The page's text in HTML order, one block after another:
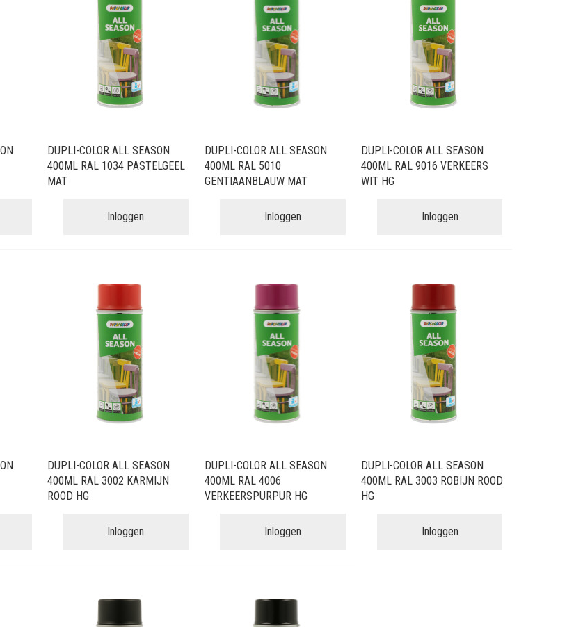
DUPLI-COLOR ALL SEASON
400ML RAL 1034 PASTELGEEL
MAT
Inloggen
DUPLI-COLOR ALL SEASON
400ML RAL 5010
GENTIAANBLAUW MAT
Inloggen
DUPLI-COLOR ALL SEASON
400ML RAL 9016 VERKEERS
WIT HG
Inloggen
DUPLI-COLOR ALL SEASON
400ML RAL 3002 KARMIJN
ROOD HG
Inloggen
DUPLI-COLOR ALL SEASON
400ML RAL 4006
VERKEERSPURPUR HG
Inloggen
DUPLI-COLOR ALL SEASON
400ML RAL 3003 ROBIJN ROOD
HG
Inloggen